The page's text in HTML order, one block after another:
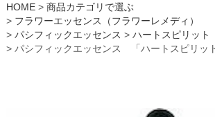
HOME
商品カテゴリで選ぶ
フラワーエッセンス（フラワーレメディ）
パシフィックエッセンス
ハートスピリット
パシフィックエッセンス 「ハートスピリッ